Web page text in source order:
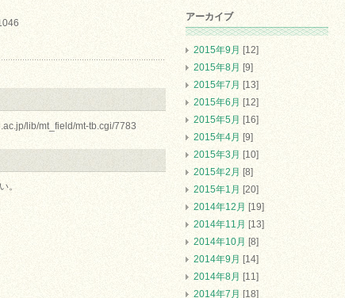
lib/mt_field/mt-tb.cgi/7783
。
アーカイブ
2015年9月 [12]
2015年8月 [9]
2015年7月 [13]
2015年6月 [12]
2015年5月 [16]
2015年4月 [9]
2015年3月 [10]
2015年2月 [8]
2015年1月 [20]
2014年12月 [19]
2014年11月 [13]
2014年10月 [8]
2014年9月 [14]
2014年8月 [11]
2014年7月 [18]